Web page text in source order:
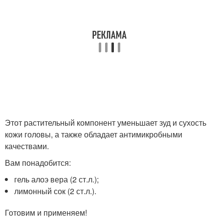
Этот растительный компонент уменьшает зуд и сухость
кожи головы, а также обладает антимикробными
качествами.
Вам понадобится:
гель алоэ вера (2 ст.л.);
лимонный сок (2 ст.л.).
Готовим и применяем!